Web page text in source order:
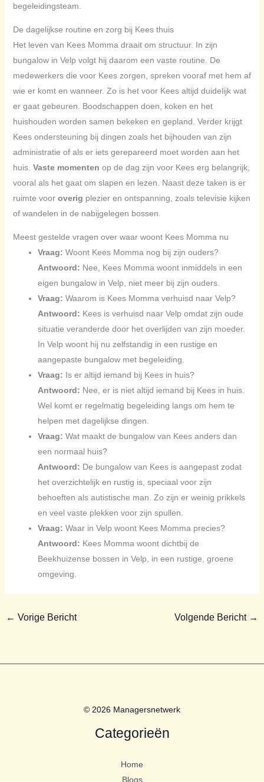
begeleidingsteam.
De dagelijkse routine en zorg bij Kees thuis
Het leven van Kees Momma draait om structuur. In zijn
bungalow in Velp volgt hij daarom een vaste routine. De
medewerkers die voor Kees zorgen, spreken vooraf met hem af
wie er komt en wanneer. Zo is het voor Kees altijd duidelijk wat
er gaat gebeuren. Boodschappen doen, koken en het
huishouden worden samen bekeken en gepland. Verder krijgt
Kees ondersteuning bij dingen zoals het bijhouden van zijn
administratie of als er iets gerepareerd moet worden aan het
huis. Vaste momenten op de dag zijn voor Kees erg belangrijk,
vooral als het gaat om slapen en lezen. Naast deze taken is er
ruimte voor overig plezier en ontspanning, zoals televisie kijken
of wandelen in de nabijgelegen bossen.
Meest gestelde vragen over waar woont Kees Momma nu
Vraag: Woont Kees Momma nog bij zijn ouders?
Antwoord: Nee, Kees Momma woont inmiddels in een
eigen bungalow in Velp, niet meer bij zijn ouders.
Vraag: Waarom is Kees Momma verhuisd naar Velp?
Antwoord: Kees is verhuisd naar Velp omdat zijn oude
situatie veranderde door het overlijden van zijn moeder.
In Velp woont hij nu zelfstandig in een rustige en
aangepaste bungalow met begeleiding.
Vraag: Is er altijd iemand bij Kees in huis?
Antwoord: Nee, er is niet altijd iemand bij Kees in huis.
Wel komt er regelmatig begeleiding langs om hem te
helpen met dagelijkse dingen.
Vraag: Wat maakt de bungalow van Kees anders dan
een normaal huis?
Antwoord: De bungalow van Kees is aangepast zodat
het overzichtelijk en rustig is, speciaal voor zijn
behoeften als autistische man. Zo zijn er weinig prikkels
en veel vaste plekken voor zijn spullen.
Vraag: Waar in Velp woont Kees Momma precies?
Antwoord: Kees Momma woont dichtbij de
Beekhuizense bossen in Velp, in een rustige, groene
omgeving.
← Vorige Bericht Volgende Bericht →
© 2026 Managersnetwerk
Categorieën
Home
Blogs